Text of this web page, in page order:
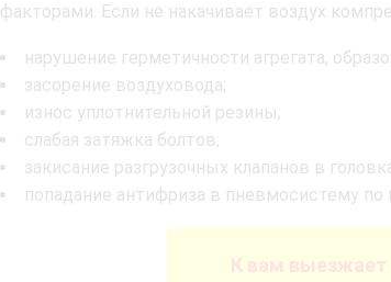
факторами. Если не накачивает воздух
нарушение герметичности агрегата,
засорение воздуховода;
износ уплотнительной резины;
слабая затяжка болтов;
закисание разгрузочных клапанов в
попадание антифриза в пневмосистему
К вам